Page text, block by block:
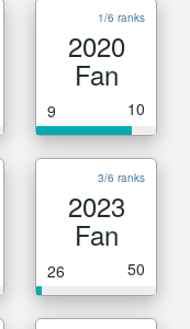
1/6 ranks
2020
Fan
9 10
3/6 ranks
2023
Fan
26 50